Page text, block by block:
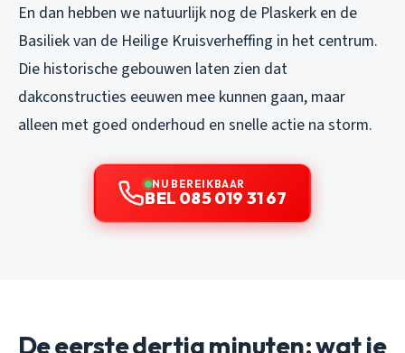
En dan hebben we natuurlijk nog de Plaskerk en de
Basiliek van de Heilige Kruisverheffing in het centrum.
Die historische gebouwen laten zien dat
dakconstructies eeuwen mee kunnen gaan, maar
alleen met goed onderhoud en snelle actie na storm.
NU BEREIKBAAR
BEL 085 019 31 67
De eerste dertig minuten: wat je